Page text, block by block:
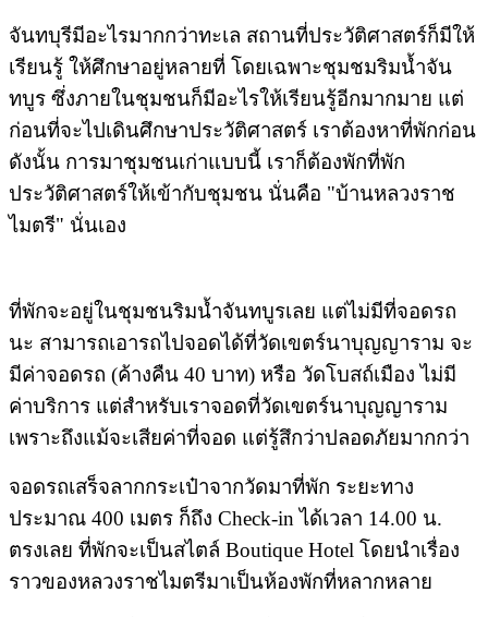
จันทบุรีมีอะไรมากกว่าทะเล สถานที่ประวัติศาสตร์ก็มีให้
เรียนรู้ ให้ศึกษาอยู่หลายที่ โดยเฉพาะชุมชมริมน้ำจัน
ทบูร ซึ่งภายในชุมชนก็มีอะไรให้เรียนรู้อีกมากมาย แต่
ก่อนที่จะไปเดินศึกษาประวัติศาสตร์ เราต้องหาที่พักก่อน
ดังนั้น การมาชุมชนเก่าแบบนี้ เราก็ต้องพักที่พัก
ประวัติศาสตร์ให้เข้ากับชุมชน นั่นคือ "บ้านหลวงราช
ไมตรี" นั่นเอง
ที่พักจะอยู่ในชุมชนริมน้ำจันทบูรเลย แต่ไม่มีที่จอดรถ
นะ สามารถเอารถไปจอดได้ที่วัดเขตร์นาบุญญาราม จะ
มีค่าจอดรถ (ค้างคืน 40 บาท) หรือ วัดโบสถ์เมือง ไม่มี
ค่าบริการ แต่สำหรับเราจอดที่วัดเขตร์นาบุญญาราม
เพราะถึงแม้จะเสียค่าที่จอด แต่รู้สึกว่าปลอดภัยมากกว่า
จอดรถเสร็จลากกระเป๋าจากวัดมาที่พัก ระยะทาง
ประมาณ 400 เมตร ก็ถึง Check-in ได้เวลา 14.00 น.
ตรงเลย ที่พักจะเป็นสไตล์ Boutique Hotel โดยนำเรื่อง
ราวของหลวงราชไมตรีมาเป็นห้องพักที่หลากหลาย